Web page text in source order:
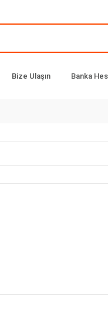
Bize Ulaşın Banka